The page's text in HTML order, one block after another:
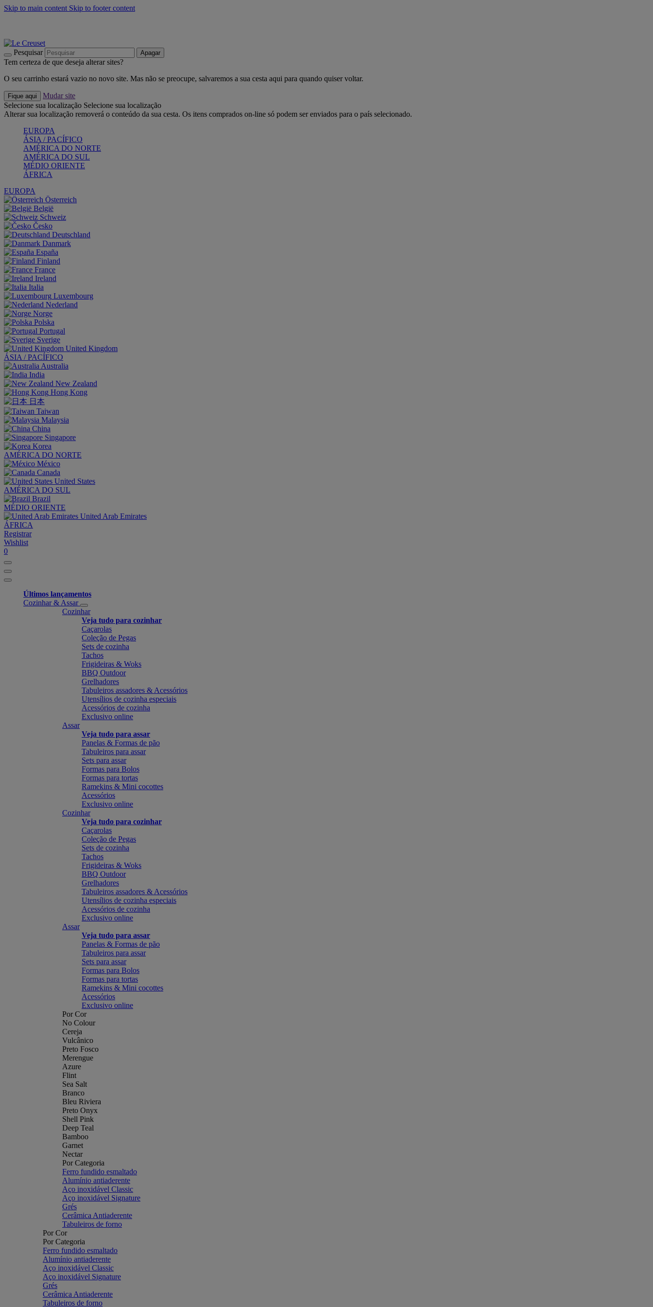
Skip to main content Skip to footer content
Pesquisar Apagar
Tem certeza de que deseja alterar sites?
O seu carrinho estará vazio no novo site. Mas não se preocupe, salvaremos a sua cesta aqui para quando quiser voltar.
Fique aqui
Mudar site
Selecione sua localização Selecione sua localização
Alterar sua localização removerá o conteúdo da sua cesta. Os itens comprados on-line só podem ser enviados para o país selecionado.
EUROPA
ÁSIA / PACÍFICO
AMÉRICA DO NORTE
AMÉRICA DO SUL
MÉDIO ORIENTE
ÁFRICA
EUROPA
Österreich
België
Schweiz
Česko
Deutschland
Danmark
España
Finland
France
Ireland
Italia
Luxembourg
Nederland
Norge
Polska
Portugal
Sverige
United Kingdom
ÁSIA / PACÍFICO
Australia
India
New Zealand
Hong Kong
日本
Taiwan
Malaysia
China
Singapore
Korea
AMÉRICA DO NORTE
México
Canada
United States
AMÉRICA DO SUL
Brazil
MÉDIO ORIENTE
United Arab Emirates
ÁFRICA
Registrar
Wishlist
0
Últimos lançamentos
Cozinhar & Assar
Cozinhar
Veja tudo para cozinhar
Caçarolas
Coleção de Pegas
Sets de cozinha
Tachos
Frigideiras & Woks
BBQ Outdoor
Grelhadores
Tabuleiros assadores & Acessórios
Utensílios de cozinha especiais
Acessórios de cozinha
Exclusivo online
Assar
Veja tudo para assar
Panelas & Formas de pão
Tabuleiros para assar
Sets para assar
Formas para Bolos
Formas para tortas
Ramekins & Mini cocottes
Acessórios
Exclusivo online
Cozinhar
Veja tudo para cozinhar
Caçarolas
Coleção de Pegas
Sets de cozinha
Tachos
Frigideiras & Woks
BBQ Outdoor
Grelhadores
Tabuleiros assadores & Acessórios
Utensílios de cozinha especiais
Acessórios de cozinha
Exclusivo online
Assar
Veja tudo para assar
Panelas & Formas de pão
Tabuleiros para assar
Sets para assar
Formas para Bolos
Formas para tortas
Ramekins & Mini cocottes
Acessórios
Exclusivo online
Por Cor
No Colour
Cereja
Vulcânico
Preto Fosco
Merengue
Azure
Flint
Sea Salt
Branco
Bleu Riviera
Preto Onyx
Shell Pink
Deep Teal
Bamboo
Garnet
Nectar
Por Categoria
Ferro fundido esmaltado
Alumínio antiaderente
Aço inoxidável Classic
Aço inoxidável Signature
Grés
Cerâmica Antiaderente
Tabuleiros de forno
Por Cor
Por Categoria
Ferro fundido esmaltado
Alumínio antiaderente
Aço inoxidável Classic
Aço inoxidável Signature
Grés
Cerâmica Antiaderente
Tabuleiros de forno